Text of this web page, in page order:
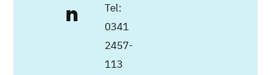
n
Tel:
0341
2457-
113